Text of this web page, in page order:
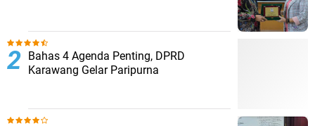
Bahas 4 Agenda Penting, DPRD
Karawang Gelar Paripurna